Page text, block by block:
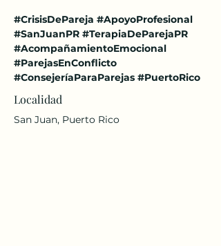
#CrisisDePareja #ApoyoProfesional
#SanJuanPR #TerapiaDeParejaPR
#AcompañamientoEmocional
#ParejasEnConflicto
#ConsejeríaParaParejas #PuertoRico
Localidad
San Juan, Puerto Rico